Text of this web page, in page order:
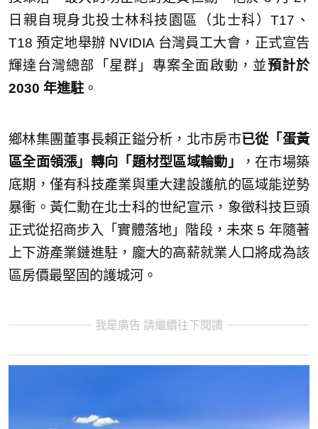
日親自現身北投士林科技園區（北士科）T17、
T18 預定地舉辦 NVIDIA 台灣員工大會，正式宣告
輝達台灣總部「星群」專案全面啟動，並預計於
2030 年進駐 。
鄉林集團董事長賴正鎰分析，北市房市已從「蛋黃
區全面領漲」轉向「題材型區域輪動」
，在市場築
底期，僅有科技產業與重大建設護航的區域能逆勢
暴衝。黃仁勳在北士科的世紀宣示，象徵科技巨頭
正式從招商步入「實體落地」階段，未來 5 年隨著
上下游產業鏈進駐，龐大的高薪就業人口將成為該
區房價最堅固的護城河。
我是廣告 請繼續往下閱讀